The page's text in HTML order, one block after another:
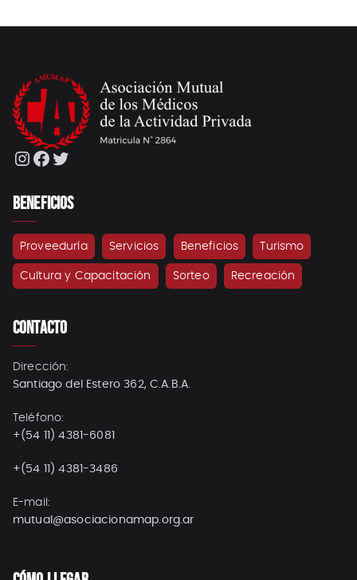
Instagram
Facebook
Twitter
BENEFICIOS
Proveeduría Servicios Beneficios Turismo
Cultura y Capacitación Sorteo Recreación
CONTACTO
Dirección:
Santiago del Estero 362, C.A.B.A.
Teléfono:
+(54 11) 4381-6081
+(54 11) 4381-3486
E-mail:
mutual@asociacionamap.org.ar